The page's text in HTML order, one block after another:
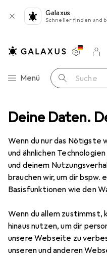
Deine Daten.
Wenn du nur das Nötigste
und ähnlichen
und deinem
brauchen wir, um dir bspw.
Basisfunktionen wie den
Wenn du allem zustimmst,
hinaus nutzen, um dir
unsere Webseite zu
unseren und anderen
Galaxus
Schneller finden und
Navigation nach Kategorien
Menü Suche
Merklisten
Warenkorb
Schänis
EUR
179,–
Schänis
1608